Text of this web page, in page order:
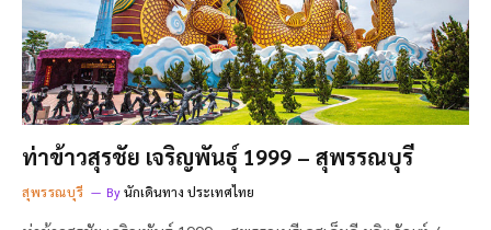
ท่าข้าวสุรชัย เจริญพันธุ์ 1999 – สุพรรณบุรี
สุพรรณบุรี By นักเดินทาง ประเทศไทย